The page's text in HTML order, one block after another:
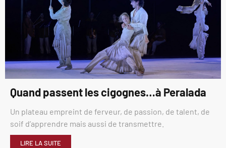
Quand passent les cigognes…à Peralada
Un plateau empreint de ferveur, de passion, de talent, de
soif d’apprendre mais aussi de transmettre.
LIRE LA SUITE